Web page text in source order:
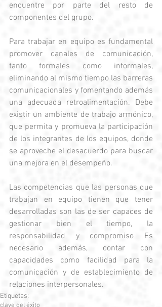
encuentre por parte del resto de
componentes del grupo.
Para trabajar en equipo es fundamental
promover canales de comunicación,
tanto formales como informales,
eliminando al mismo tiempo las barreras
comunicacionales y fomentando además
una adecuada retroalimentación. Debe
existir un ambiente de trabajo armónico,
que permita y promueva la participación
de los integrantes de los equipos, donde
se aproveche el desacuerdo para buscar
una mejora en el desempeño.
Las competencias que las personas que
trabajan en equipo tienen que tener
desarrolladas son las de ser capaces de
gestionar bien el tiempo, la
responsabilidad y compromiso Es
necesario además, contar con
capacidades como facilidad para la
comunicación y de establecimiento de
relaciones interpersonales.
Etiquetas: